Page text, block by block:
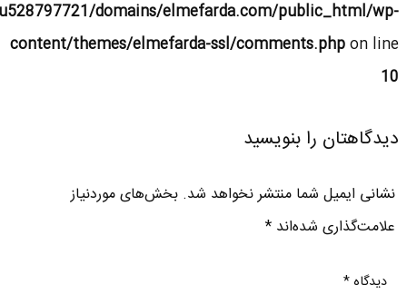
domains/elmefarda.com/public_html/wp-
content/themes/elmefarda-ssl/comments.phpon line
10
دیدگاهتان را بنویسید
نشانی ایمیل شما منتشر نخواهد شد. بخش‌های موردنیاز
علامت‌گذاری شده‌اند*
دیدگاه*